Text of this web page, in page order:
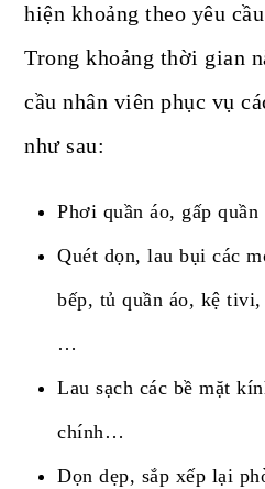
hiện khoảng theo yêu
Trong khoảng thời gian
cầu nhân viên phục vụ
như sau:
Phơi quần áo, gấp quần
Quét dọn, lau bụi các
bếp, tủ quần áo, kệ
…
Lau sạch các bề mặt
chính…
Dọn dẹp, sắp xếp lại